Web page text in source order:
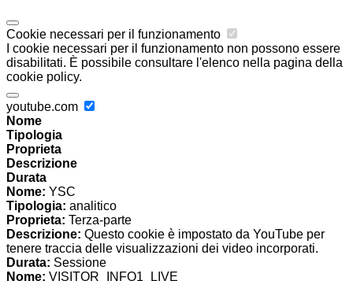
Cookie necessari per il funzionamento
I cookie necessari per il funzionamento non possono essere
disabilitati. È possibile consultare l'elenco nella pagina della
cookie policy.
youtube.com
Nome
Tipologia
Proprieta
Descrizione
Durata
Nome: YSC
Tipologia: analitico
Proprieta: Terza-parte
Descrizione: Questo cookie è impostato da YouTube per
tenere traccia delle visualizzazioni dei video incorporati.
Durata: Sessione
Nome: VISITOR_INFO1_LIVE